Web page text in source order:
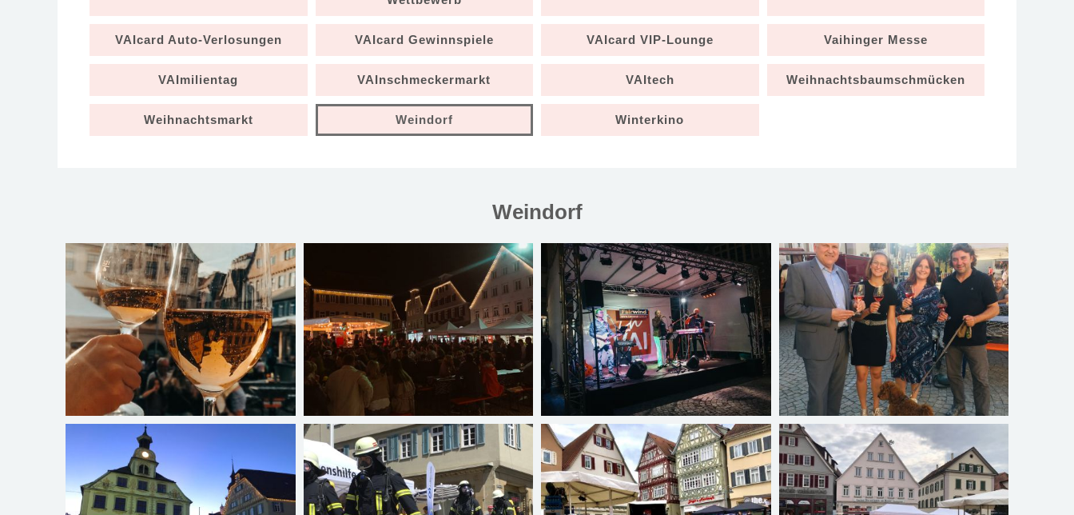
VAIcard Auto-Verlosungen VAIcard Gewinnspiele VAIcard VIP-Lounge Vaihinger Messe
VAImilientag VAInschmeckermarkt VAItech Weihnachtsbaumschmücken
Weihnachtsmarkt Weindorf Winterkino
Weindorf